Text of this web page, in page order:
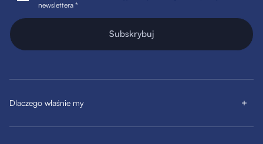
newslettera *
Subskrybuj
Dlaczego właśnie my